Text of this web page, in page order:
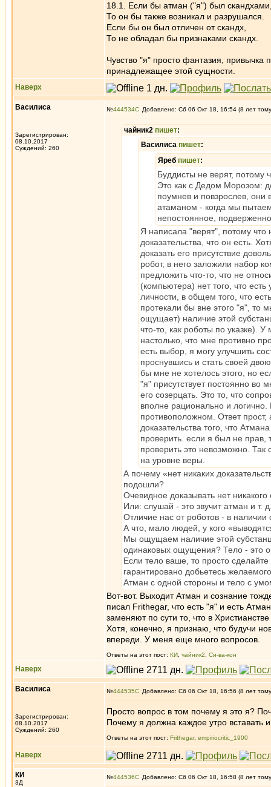
18.1. Если бы атман ("я") был
То он бы также возникал и разрушался.
Если бы он был отличен от скандх,
То не обладал бы признаками скандх.
Чувство "я" просто фантазия, привычка
принадлежащее этой сущности.
Наверх
Василиса
Зарегистрирован:
08.10.2017
Суждений: 260
№444534 Добавлено: Сб 06 Окт 18, 16:54 (8 лет
чайник2 пишет:
Василиса пишет:
Яреб пишет:
Буддисты не верят, потому
Это как с Дедом Морозом:
поумнев и повзрослев, они
атаманом - когда мы
непостоянное,
Я написала "верят", потому что
доказательства, что он есть.
доказать его присутствие
робот, в него заложили набор
предложить что-то, что не
(компьютера) нет того, что
личности, в общем того, что
протекали бы вне этого "я",
ощущает) наличие этой
что-то, как роботы по указке).
настолько, что мне противно
есть выбор, я могу улучшить
проснувшись и стать своей
бы мне не хотелось этого, но
"я" присутствует постоянно во
его созерцать. Это то, что
вполне рационально и
противоположном. Ответ
доказательства того, что
проверить. если я был не прав,
проверить это невозможно. Так
на уровне веры.
А почему «нет никаких
подошли?
Очевидное доказывать нет
Или: слушай - это звучит атман и т.
Отличие нас от роботов - в наличии
А что, мало людей, у кого
Мы ощущаем наличие этой
одинаковых ощущения? Тело - это
Если тело ваше, то просто
гарантировано добьетесь
Атман с одной стороны и тело с
Вот-вот. Выходит Атман и сознание
писал Frithegar, что есть "я" и есть
заменяют по сути то, что в
Хотя, конечно, я признаю, что будучи
впереди. У меня еще много вопросов.
Ответы на этот пост: КИ чайник2 Си-ва-кон
Наверх
Василиса
Зарегистрирован:
08.10.2017
Суждений: 260
№444535 Добавлено: Сб 06 Окт 18, 16:56 (8 лет
Просто вопрос в том почему я это я?
Почему я должна каждое утро вставать
Ответы на этот пост: Frithegar, empiriocritic_1900
Наверх
КИ
3Д
№444536 Добавлено: Сб 06 Окт 18, 16:58 (8 лет